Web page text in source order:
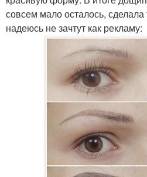
совсем мало осталось,
надеюсь не зачтут как рекламу: